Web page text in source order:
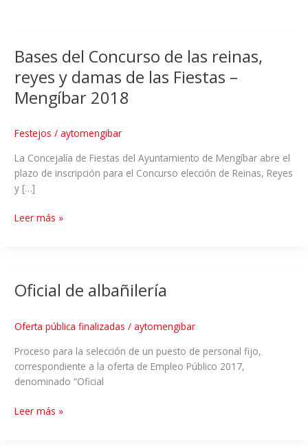
Bases del Concurso de las reinas,
reyes y damas de las Fiestas –
Mengíbar 2018
Festejos / aytomengibar
La Concejalía de Fiestas del Ayuntamiento de Mengíbar abre el
plazo de inscripción para el Concurso elección de Reinas, Reyes
y […]
Leer más »
Oficial de albañilería
Oferta pública finalizadas / aytomengibar
Proceso para la selección de un puesto de personal fijo,
correspondiente a la oferta de Empleo Público 2017,
denominado “Oficial
Leer más »